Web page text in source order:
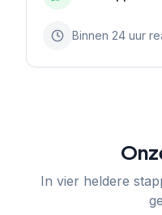
Binnen 24 uur
In vier heldere